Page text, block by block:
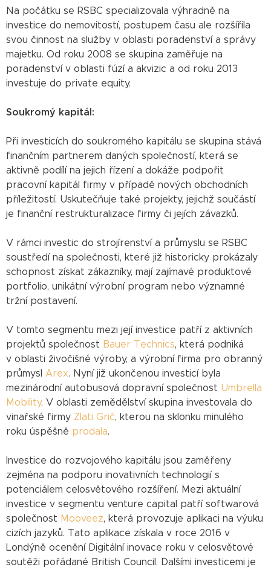
Na počátku se RSBC specializovala výhradně na
investice do nemovitostí, postupem času ale rozšířila
svou činnost na služby v oblasti poradenství a správy
majetku. Od roku 2008 se skupina zaměřuje na
poradenství v oblasti fúzí a akvizic a od roku 2013
investuje do private equity.
Soukromý kapitál:
Při investicích do soukromého kapitálu se skupina stává
finančním partnerem daných společností, která se
aktivně podílí na jejich řízení a dokáže podpořit
pracovní kapitál firmy v případě nových obchodních
příležitostí. Uskutečňuje také projekty, jejichž součástí
je finanční restrukturalizace firmy či jejích závazků.
V rámci investic do strojírenství a průmyslu se RSBC
soustředí na společnosti, které již historicky prokázaly
schopnost získat zákazníky, mají zajímavé produktové
portfolio, unikátní výrobní program nebo významné
tržní postavení.
V tomto segmentu mezi její investice patří z aktivních
projektů společnost Bauer Technics, která podniká
v oblasti živočišné výroby, a výrobní firma pro obranný
průmysl Arex. Nyní již ukončenou investicí byla
mezinárodní autobusová dopravní společnost Umbrella
Mobility. V oblasti zemědělství skupina investovala do
vinařské firmy Zlati Grič, kterou na sklonku minulého
roku úspěšně prodala.
Investice do rozvojového kapitálu jsou zaměřeny
zejména na podporu inovativních technologií s
potenciálem celosvětového rozšíření. Mezi aktuální
investice v segmentu venture capital patří softwarová
společnost Mooveez, která provozuje aplikaci na výuku
cizích jazyků. Tato aplikace získala v roce 2016 v
Londýně ocenění Digitální inovace roku v celosvětové
soutěži pořádané British Council. Dalšími investicemi je